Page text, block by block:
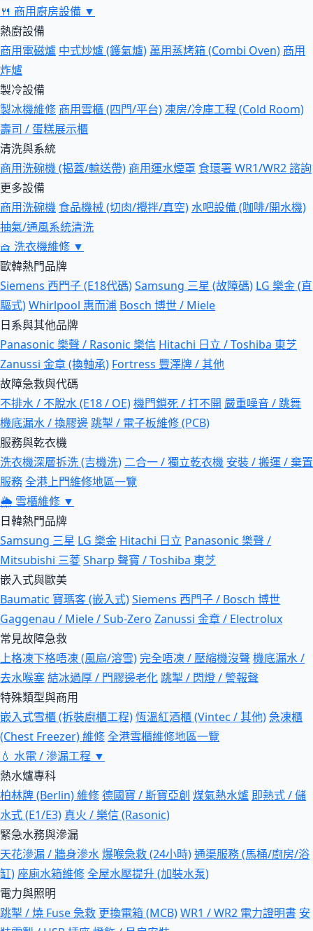
🍴 商用廚房設備 ▼
熱廚設備
商用電磁爐 中式炒爐 (鑊氣爐) 萬用蒸烤箱 (Combi Oven) 商用
炸爐
製冷設備
製冰機維修 商用雪櫃 (四門/平台)凍房/冷庫工程 (Cold Room)
壽司 / 蛋糕展示櫃
清洗與系統
商用洗碗機 (揭蓋/輸送帶) 商用運水煙罩 食環署 WR1/WR2 諮詢
更多設備
商用洗碗機 食品機械 (切肉/攪拌/真空)水吧設備 (咖啡/開水機)
抽氣/通風系統清洗
🧺 洗衣機維修 ▼
歐韓熱門品牌
Siemens 西門子 (E18代碼)Samsung 三星 (故障碼) LG 樂金 (直
驅式)Whirlpool 惠而浦 Bosch 博世 / Miele
日系與其他品牌
Panasonic 樂聲 / Rasonic 樂信 Hitachi 日立 / Toshiba 東芝
Zanussi 金章 (換軸承) Fortress 豐澤牌 / 其他
故障急救與代碼
不排水 / 不脫水 (E18 / OE)機門鎖死 / 打不開 嚴重噪音 / 跳舞
機底漏水 / 換膠邊跳掣 / 電子板維修 (PCB)
服務與乾衣機
洗衣機深層拆洗 (吉機洗) 二合一 / 獨立乾衣機 安裝 / 搬運 / 棄置
服務全港上門維修地區一覽
🌦 雪櫃維修 ▼
日韓熱門品牌
Samsung 三星 LG 樂金 Hitachi 日立 Panasonic 樂聲 /
Mitsubishi 三菱Sharp 聲寶 / Toshiba 東芝
嵌入式與歐美
Baumatic 寶瑪客 (嵌入式)Siemens 西門子 / Bosch 博世
Gaggenau / Miele / Sub-Zero Zanussi 金章 / Electrolux
常見故障急救
上格凍下格唔凍 (風扇/溶雪)完全唔凍 / 壓縮機沒聲 機底漏水 /
去水喉塞結冰過厚 / 門膠邊老化跳掣 / 閃燈 / 警報聲
特殊類型與商用
嵌入式雪櫃 (拆裝廚櫃工程)恆溫紅酒櫃 (Vintec / 其他)急凍櫃
(Chest Freezer) 維修全港雪櫃維修地區一覽
💧 水電 / 滲漏工程 ▼
熱水爐專科
柏林牌 (Berlin) 維修德國寶 / 斯寶亞創 煤氣熱水爐 即熱式 / 儲
水式 (E1/E3) 真火 / 樂信 (Rasonic)
緊急水務與滲漏
天花滲漏 / 牆身滲水爆喉急救 (24小時)通渠服務 (馬桶/廚房/浴
缸) 座廁水箱維修全屋水壓提升 (加裝水泵)
電力與照明
跳掣 / 燒 Fuse 急救 更換電箱 (MCB)WR1 / WR2 電力證明書 安